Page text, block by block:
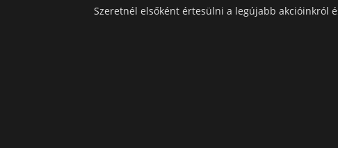
Szeretnél elsőként értesülni a legújabb akcióinkról